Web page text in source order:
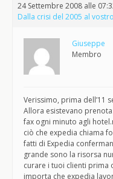
24 Settembre 2008 alle
Dalla crisi del 2005 al
Giuseppe
Membro
Verissimo, prima dell’11
Allora esistevano
fax ogni minuto agli
ciò che expedia chiama
fatti di Expedia
grande sono la risorsa
curare i tuoi clienti prima
importa che expedia